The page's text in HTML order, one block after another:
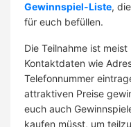
Gewinnspiel-Liste,
für euch befüllen.
Die Teilnahme ist
Kontaktdaten wie
Telefonnummer
attraktiven Preise
euch auch
kaufen müsst, um